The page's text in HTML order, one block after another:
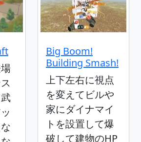
Big Boom!
Building Smash!
上下左右に視点
を変えてビルや
家にダイナマイ
トを設置して爆
破して建物のHP